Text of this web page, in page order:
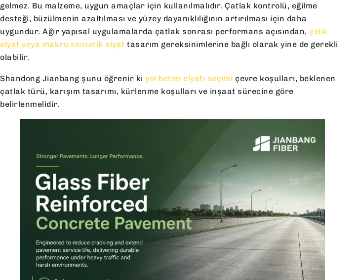
gelmez. Bu malzeme, uygun amaçlar için kullanılmalıdır. Çatlak kontrolü, eğilme
desteği, büzülmenin azaltılması ve yüzey dayanıklılığının artırılması için daha
uygundur. Ağır yapısal uygulamalarda çatlak sonrası performans açısından, çelik
elyaf veya makro sentetik elyaf tasarım gereksinimlerine bağlı olarak yine de gerekli
olabilir.
Shandong Jianbang şunu öğrenir ki yol beton elyafı seçimi çevre koşulları, beklenen
çatlak türü, karışım tasarımı, kürlenme koşulları ve inşaat sürecine göre
belirlenmelidir.